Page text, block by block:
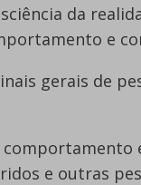
da
e
gerais de
comportamento
e outras